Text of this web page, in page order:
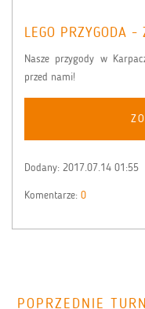
LEGO PRZYGODA
Nasze przygody w
przed nami!
Dodany: 2017.07.14 01:55
Komentarze: 0
POPRZEDNIE